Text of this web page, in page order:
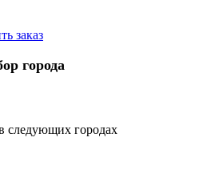
заказ
города
следующих городах